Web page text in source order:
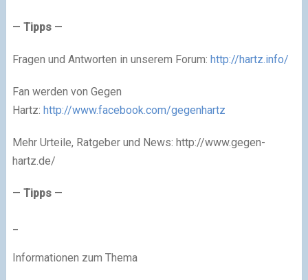
— Tipps—
Fragen und Antworten in unserem Forum: http://hartz.info/
Fan werden von Gegen
Hartz: http://www.facebook.com/gegenhartz
Mehr Urteile, Ratgeber und News: http://www.gegen-
hartz.de/
— Tipps—
Informationen zum Thema